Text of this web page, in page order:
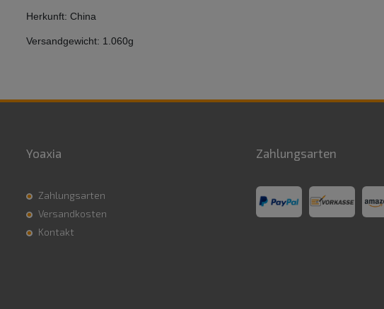
Herkunft: China
Versandgewicht: 1.060g
Yoaxia
Zahlungsarten
Versandkosten
Kontakt
Zahlungsarten